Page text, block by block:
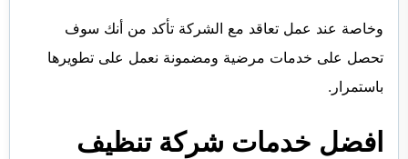
وخاصة عند عمل تعاقد مع الشركة تأكد من أنك سوف
تحصل على خدمات مرضية ومضمونة نعمل على تطويرها
باستمرار.
افضل خدمات شركة تنظيف